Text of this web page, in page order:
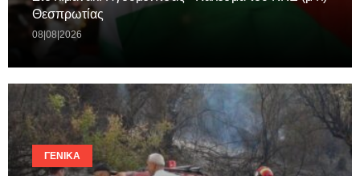
Θεσπρωτίας
08|08|2026
ΓΕΝΙΚΆ